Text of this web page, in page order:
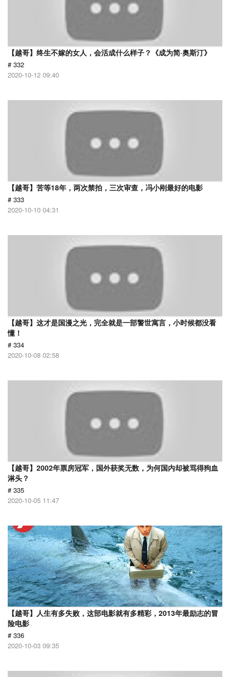
【越哥】终生不嫁的女人，会活成什么样子？《成为简·奥斯汀》
# 332
2020-10-12 09:40
【越哥】苦等18年，两次禁拍，三次审查，冯小刚最好的电影
# 333
2020-10-10 04:31
【越哥】这才是国漫之光，完全就是一部警世寓言，小时候都没看
懂！
# 334
2020-10-08 02:58
【越哥】2002年票房冠军，国外获奖无数，为何国内却被骂得狗血
淋头？
# 335
2020-10-05 11:47
【越哥】人生有多失败，这部电影就有多精彩，2013年最励志的冒
险电影
# 336
2020-10-03 09:35